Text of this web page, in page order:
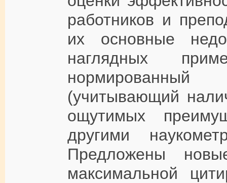
работников и
их основные
наглядных
нормированный
(учитывающий
ощутимых
другими
Предложены
максимальной